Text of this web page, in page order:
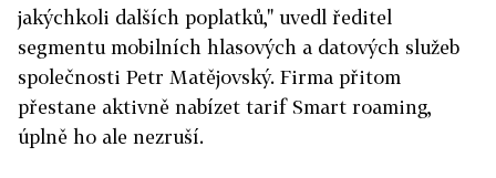
jakýchkoli dalších poplatků," uvedl ředitel
segmentu mobilních hlasových a datových služeb
společnosti Petr Matějovský. Firma přitom
přestane aktivně nabízet tarif Smart roaming,
úplně ho ale nezruší.